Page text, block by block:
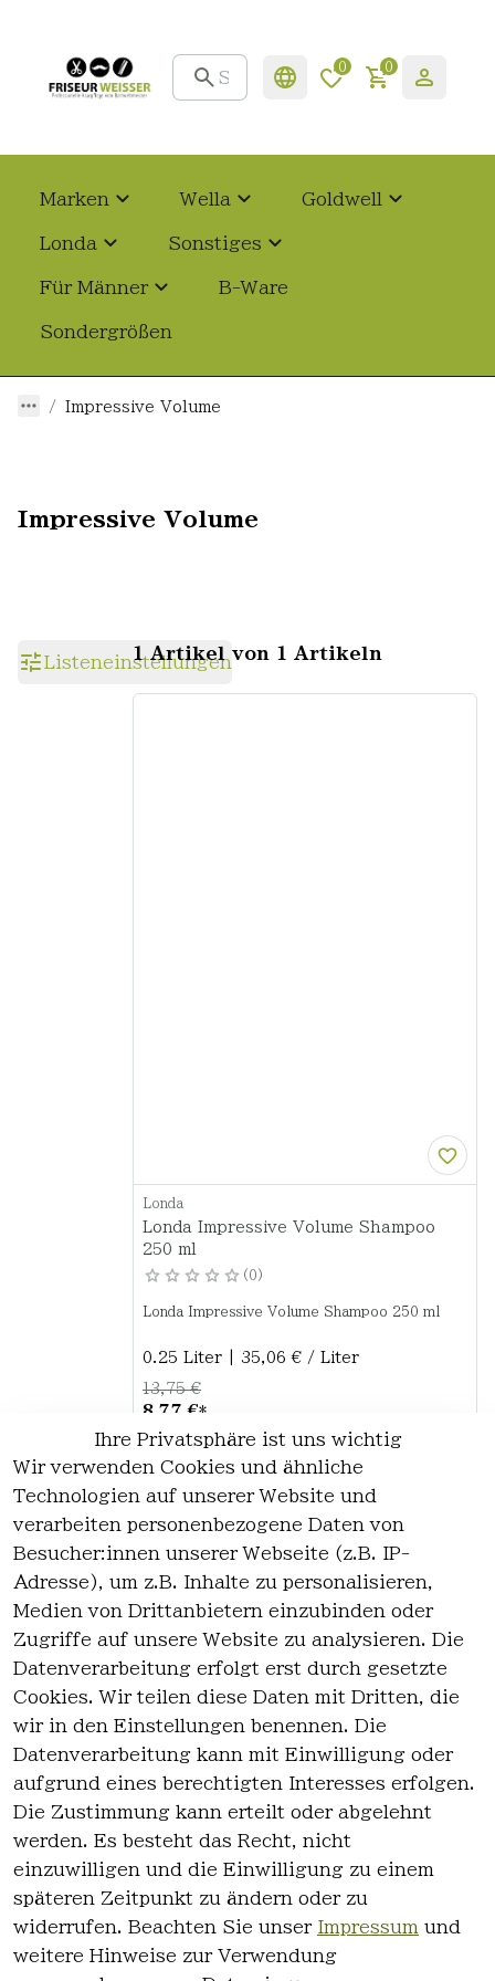
0 0
Marken Wella Goldwell
Londa Sonstiges
Für Männer B-Ware
Sondergrößen
Impressive Volume
Impressive Volume
Listeneinstellungen
1 Artikel von 1 Artikeln
Londa
Londa Impressive Volume Shampoo
250 ml
0
Londa Impressive Volume Shampoo 250 ml
0.25 Liter | 35,06 € / Liter
8,77 €*
13,75 €
Optionen anzeigen
*inkl. ges. MwStzzgl.Versandkosten
1
Ihre Privatsphäre ist uns wichtig
Wir verwenden Cookies und ähnliche
Technologien auf unserer Website und
verarbeiten personenbezogene Daten von
Besucher:innen unserer Webseite (z.B. IP-
Adresse), um z.B. Inhalte zu personalisieren,
Medien von Drittanbietern einzubinden oder
Zugriffe auf unsere Website zu analysieren. Die
Datenverarbeitung erfolgt erst durch gesetzte
Cookies. Wir teilen diese Daten mit Dritten, die
wir in den Einstellungen benennen. Die
Datenverarbeitung kann mit Einwilligung oder
aufgrund eines berechtigten Interesses erfolgen.
Die Zustimmung kann erteilt oder abgelehnt
werden. Es besteht das Recht, nicht
einzuwilligen und die Einwilligung zu einem
späteren Zeitpunkt zu ändern oder zu
widerrufen. Beachten Sie unser Impressum und
weitere Hinweise zur Verwendung
es
AGB
Datenschutz
Widerrufsre
cht
Kontakt
Kontakt
Registrieren